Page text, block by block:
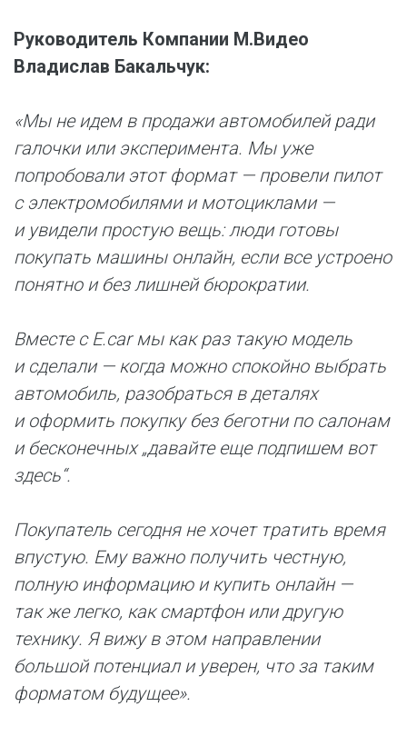
Руководитель Компании М.Видео
Владислав Бакальчук:
«Мы не идем в продажи автомобилей ради
галочки или эксперимента. Мы уже
попробовали этот формат — провели пилот
с электромобилями и мотоциклами —
и увидели простую вещь: люди готовы
покупать машины онлайн, если все устроено
понятно и без лишней бюрократии.
Вместе с E.car мы как раз такую модель
и сделали — когда можно спокойно выбрать
автомобиль, разобраться в деталях
и оформить покупку без беготни по салонам
и бесконечных „давайте еще подпишем вот
здесь“.
Покупатель сегодня не хочет тратить время
впустую. Ему важно получить честную,
полную информацию и купить онлайн —
так же легко, как смартфон или другую
технику. Я вижу в этом направлении
большой потенциал и уверен, что за таким
форматом будущее».